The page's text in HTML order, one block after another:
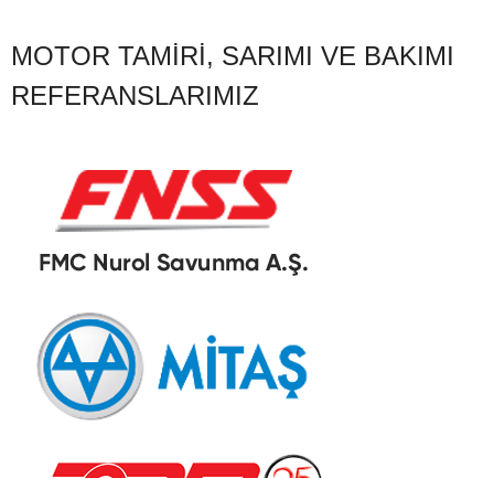
MOTOR TAMIRI, SARIMI VE BAKIMI
REFERANSLARIMIZ